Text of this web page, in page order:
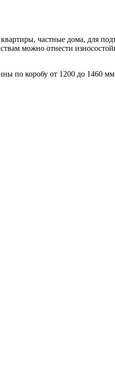
частные дома, для
можно отнести
по коробу от 1200 до 1460